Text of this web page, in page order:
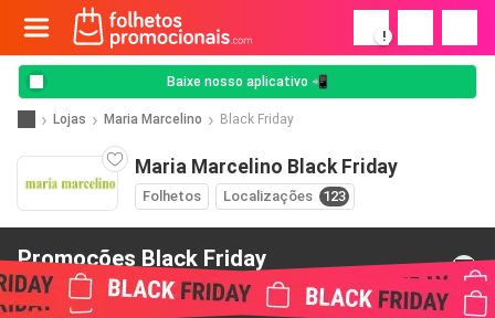
!
Baixe nosso aplicativo 📲
Lojas Maria Marcelino Black Friday
Maria Marcelino Black Friday
Folhetos Localizações 123
Promoções Black Friday
de Maria Marcelino